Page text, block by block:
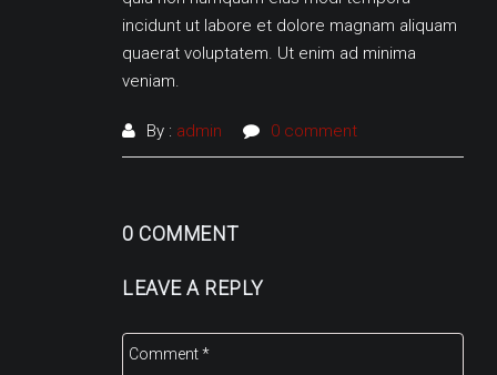
incidunt ut labore et dolore magnam aliquam
quaerat voluptatem. Ut enim ad minima
veniam.
By : admin 0 comment
0 COMMENT
LEAVE A REPLY